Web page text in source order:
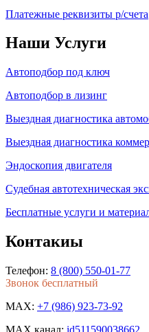
Платежные реквизиты р/счета
Наши Услуги
Автоподбор под ключ
Автоподбор в лизинг
Выездная диагностика
Выездная диагностика
Эндоскопия двигателя
Судебная автотехническая
Бесплатные услуги и
Контакиы
Телефон: 8 (800) 550-01-77
Звонок бесплатный
MAX: +7 (986) 923-73-92